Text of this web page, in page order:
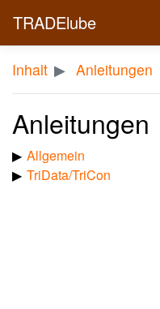
TRADElube
Inhalt Anleitungen
Anleitungen
Allgemein
TriData/TriCon